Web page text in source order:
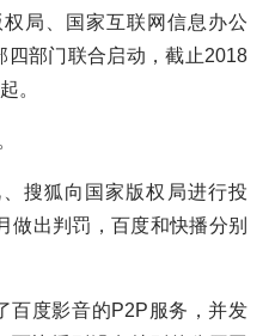
局、国家互联网信息办公
部门联合启动，截止2018
。
搜狐向国家版权局进行投
做出判罚，百度和快播分别
百度影音的P2P服务，并发